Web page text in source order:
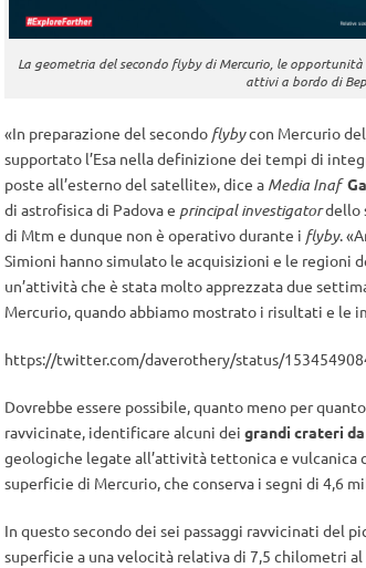
La geometria del secondo flyby di Mercurio, le
attivi a bordo di
«In preparazione del secondo flybycon Mercurio
supportato l’Esa nella definizione dei tempi di
poste all’esterno del satellite», dice a Media Inaf
di astrofisica di Padova e principal investigatordello
di Mtm e dunque non è operativo durante i flyby.
Simioni hanno simulato le acquisizioni e le regioni
un’attività che è stata molto apprezzata due
Mercurio, quando abbiamo mostrato i risultati e le
https://twitter.com/daverothery/status/
Dovrebbe essere possibile, quanto meno per
ravvicinate, identificare alcuni dei grandi crateri
geologiche legate all’attività tettonica e vulcanica
superficie di Mercurio, che conserva i segni di 4,6
In questo secondo dei sei passaggi ravvicinati del
superficie a una velocità relativa di 7,5 chilometri